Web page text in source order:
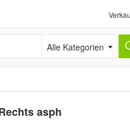
Alle Kategorien
asph